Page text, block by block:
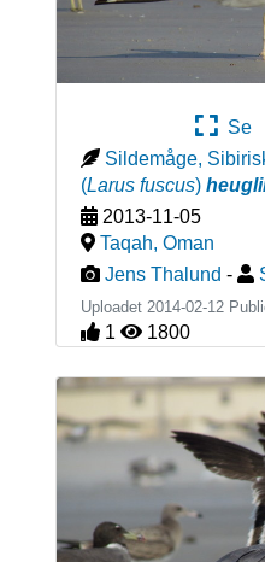
Se
Sildemåge,
(Larus fuscus)
2013-11-05
Taqah, Oman
Jens Thalund -
Uploadet 2014-02-12
1 1800